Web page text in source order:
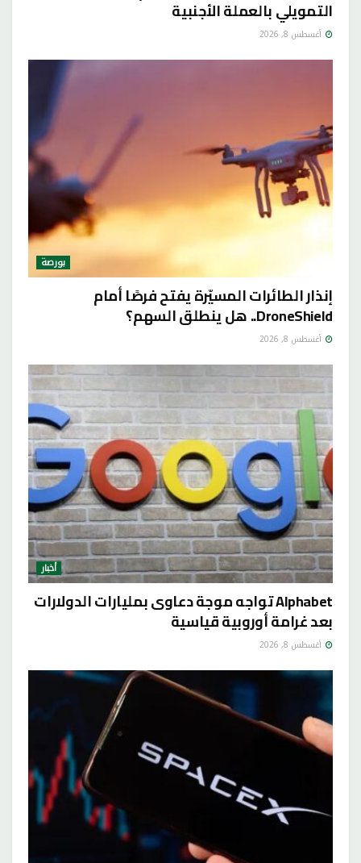
التمويلي بالعملة الأجنبية
أغسطس 8, 2026
بورصة
إنذار الطائرات المسيّرة يفتح فرصًا أمام
DroneShield.. هل ينطلق السهم؟
أغسطس 8, 2026
أخبار
Alphabet تواجه موجة دعاوى بمليارات الدولارات
بعد غرامة أوروبية قياسية
أغسطس 8, 2026